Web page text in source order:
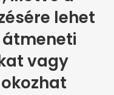
lehet
vagy